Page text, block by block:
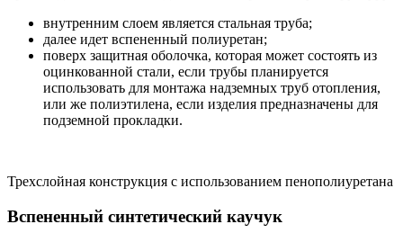
внутренним слоем является стальная труба;
далее идет вспененный полиуретан;
поверх защитная оболочка, которая может состоять из
оцинкованной стали, если трубы планируется
использовать для монтажа надземных труб отопления,
или же полиэтилена, если изделия предназначены для
подземной прокладки.
Трехслойная конструкция с использованием пенополиуретана
Вспененный синтетический каучук